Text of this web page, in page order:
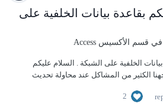
بقاعدة بيانات الخلفية على
في قسم الأكسيس Access
الخلفية على الشبكة . السلام عليكم
الكثير من المشاكل عند محاولة تحديث
المعاناه - الشرح...
2